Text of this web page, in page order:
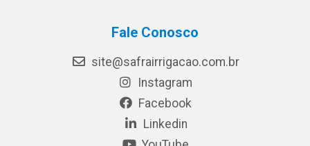
Fale Conosco
site@safrairrigacao.com.br
Instagram
Facebook
Linkedin